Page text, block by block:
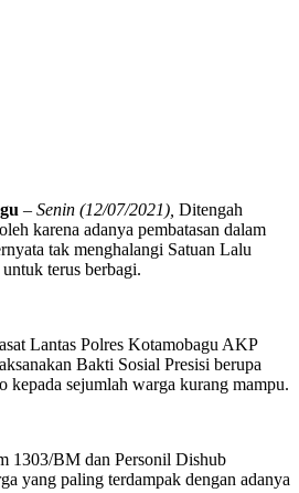
– Senin (12/07/2021), Ditengah
karena adanya pembatasan dalam
tak menghalangi Satuan Lalu
terus berbagi.
Lantas Polres Kotamobagu AKP
Bakti Sosial Presisi berupa
kepada sejumlah warga kurang mampu.
1303/BM dan Personil Dishub
yang paling terdampak dengan adanya